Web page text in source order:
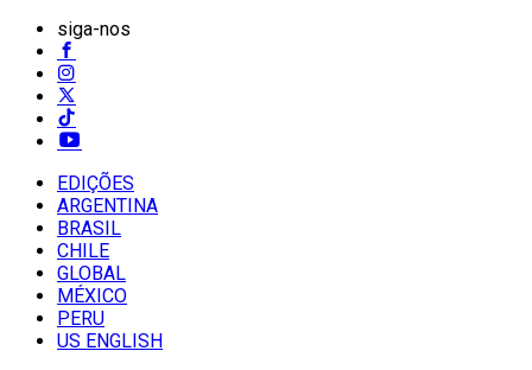
siga-nos
EDIÇÕES
ARGENTINA
BRASIL
CHILE
GLOBAL
MÉXICO
PERU
US ENGLISH